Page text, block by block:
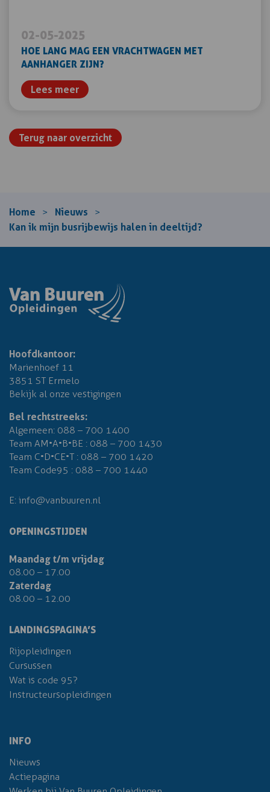
02-05-2025
HOE LANG MAG EEN VRACHTWAGEN MET
AANHANGER ZIJN?
Lees meer
Terug naar overzicht
Home > Nieuws >
Kan ik mijn busrijbewijs halen in deeltijd?
Hoofdkantoor:
Marienhoef 11
3851 ST Ermelo
Bekijk al onze vestigingen
Bel rechtstreeks:
Algemeen: 088 – 700 1400
Team AM•A•B•BE : 088 – 700 1430
Team C•D•CE•T : 088 – 700 1420
Team Code95 : 088 – 700 1440
E: info@vanbuuren.nl
OPENINGSTIJDEN
Maandag t/m vrijdag
08.00 – 17.00
Zaterdag
08.00 – 12.00
LANDINGSPAGINA’S
Rijopleidingen
Cursussen
Wat is code 95?
Instructeursopleidingen
INFO
Nieuws
Actiepagina